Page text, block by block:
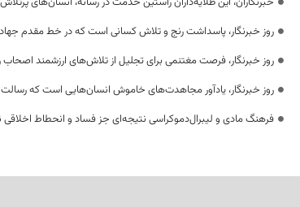
روز خبرنگار، پاسداشت رنج و تلاش کسانی است که در خط مقدم جهاد
روز خبرنگار، فرصت مغتنمی برای تجلیل از تلاش‌های ارزشمند
روز خبرنگار، یادآور مجاهدت‌های خاموش انسان‌هایی است که
فرهنگ مادی و لیبرال‌دموکراسی نتیجه‌ای جز فساد و انحطاط اخلاقی